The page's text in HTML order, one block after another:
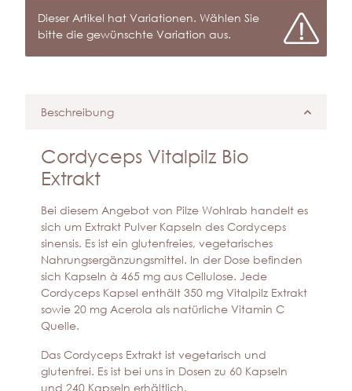
x
Dieser Artikel hat Variationen. Wählen Sie
bitte die gewünschte Variation aus.
Beschreibung
Cordyceps Vitalpilz Bio
Extrakt
Bei diesem Angebot von Pilze Wohlrab handelt es
sich um Extrakt Pulver Kapseln des Cordyceps
sinensis. Es ist ein glutenfreies, vegetarisches
Nahrungsergänzungsmittel. In der Dose befinden
sich Kapseln à 465 mg aus Cellulose. Jede
Cordyceps Kapsel enthält 350 mg Vitalpilz Extrakt
sowie 20 mg Acerola als natürliche Vitamin C
Quelle.
Das Cordyceps Extrakt ist vegetarisch und
glutenfrei. Es ist bei uns in Dosen zu 60 Kapseln
und 240 Kapseln erhältlich.